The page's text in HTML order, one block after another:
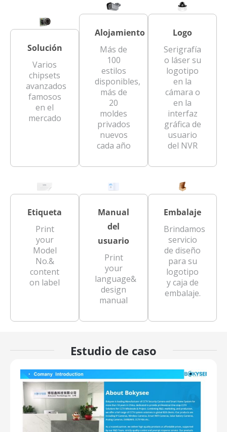
Solución
Varios
chipsets
avanzados
famosos
en el
mercado
Alojamiento
Más de
100
estilos
disponibles,
más de
20
moldes
privados
nuevos
cada año
Logo
Serigrafía
o láser su
logotipo
en la
cámara o
en la
interfaz
gráfica de
usuario
del NVR
Etiqueta
Print
your
Model
No.&
content
on label
Manual
del
usuario
Print
your
language&
design
manual
Embalaje
Brindamos
servicio
de diseño
para su
logotipo
y caja de
embalaje.
Estudio de caso